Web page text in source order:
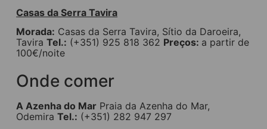
Casas da Serra Tavira
Morada: Casas da Serra Tavira, Sítio da Daroeira,
TaviraTel.: (+351) 925 818 362 Preços: a partir de
100€/noite
Onde comer
A Azenha do Mar Praia da Azenha do Mar,
OdemiraTel.: (+351) 282 947 297